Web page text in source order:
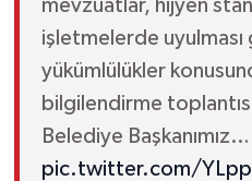
mevzuatlar, hijyen
işletmelerde uyulması
yükümlülükler
bilgilendirme
Belediye Başkanımız…
pic.twitter.com/